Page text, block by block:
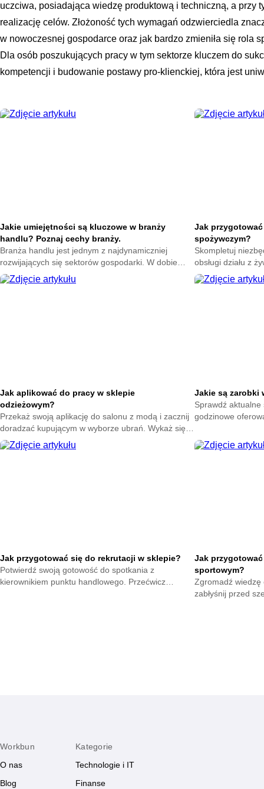
uczciwa, posiadająca wiedzę produktową i techniczną, a przy
realizację celów. Złożoność tych wymagań odzwierciedla
w nowoczesnej gospodarce oraz jak bardzo zmieniła się rola
Dla osób poszukujących pracy w tym sektorze kluczem do
kompetencji i budowanie postawy pro-klienckiej, która jest
Jakie umiejętności są kluczowe w branży
handlu? Poznaj cechy branży.
Branża handlu jest jednym z najdynamiczniej
rozwijających się sektorów gospodarki. W dobie
globalizacji, e-commerce oraz zmieniających się
preferencji konsumentów, umiejętności
Jak
spożywczym?
Skompletuj
obsługi działu z
sprawność
klientem.
Jak aplikować do pracy w sklepie
odzieżowym?
Przekaż swoją aplikację do salonu z modą i zacznij
doradzać kupującym w wyborze ubrań. Wykaż się
poczuciem stylu oraz zyskaj zajęcie w znanym
butiku.
Jakie są zarobki
Sprawdź
godzinowe
domowy mądrze.
Jak przygotować się do rekrutacji w sklepie?
Potwierdź swoją gotowość do spotkania z
kierownikiem punktu handlowego. Przećwicz
Jak
sportowym?
Zgromadź wiedzę
zabłyśnij przed
Workbun
O nas
Blog
Kategorie
Technologie i IT
Finanse